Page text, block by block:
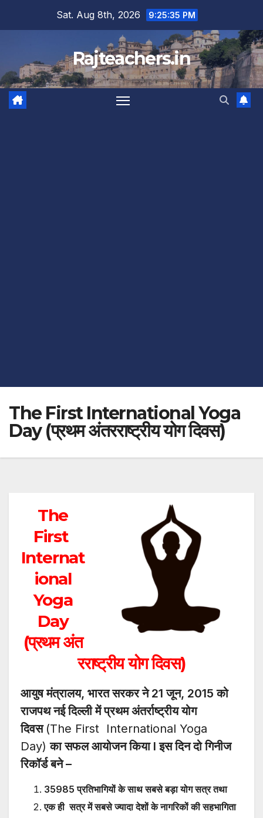
Sat. Aug 8th, 2026 9:25:36 PM
Rajteachers.in
The First International Yoga
Day (प्रथम अंतरराष्ट्रीय योग दिवस)
The
First
Internat
ional
Yoga
Day
(प्रथमअंत
रराष्ट्रीययोग दिवस)
आयुष मंत्रालय, भारत सरकर ने 21 जून, 2015 को
राजपथ नई दिल्ली में प्रथम अंतर्राष्ट्रीय योग
दिवस (The First International Yoga
Day)का सफल आयोजन किया l इस दिन दो गिनीज
रिकॉर्ड बने –
35985 प्रतिभागियों के साथ सबसे बड़ा योग सत्र तथा
एक ही सत्र में सबसे ज्यादा देशों के नागरिकों की सहभागिता